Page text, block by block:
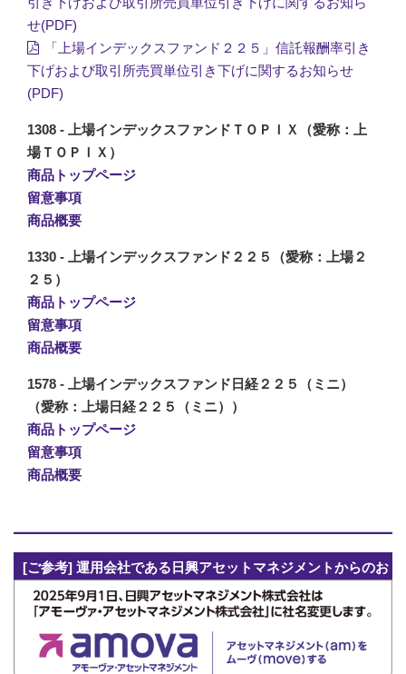
せ(PDF)
「上場インデックスファンド２２５」信託報酬率引き
下げおよび取引所売買単位引き下げに関するお知らせ
(PDF)
1308 - 上場インデックスファンドＴＯＰＩＸ（愛称：上
場ＴＯＰＩＸ）
商品トップページ
留意事項
商品概要
1330 - 上場インデックスファンド２２５（愛称：上場２
２５）
商品トップページ
留意事項
商品概要
1578 - 上場インデックスファンド日経２２５（ミニ）
（愛称：上場日経２２５（ミニ））
商品トップページ
留意事項
商品概要
[ご参考] 運用会社である日興アセットマネジメントからのお
知らせ